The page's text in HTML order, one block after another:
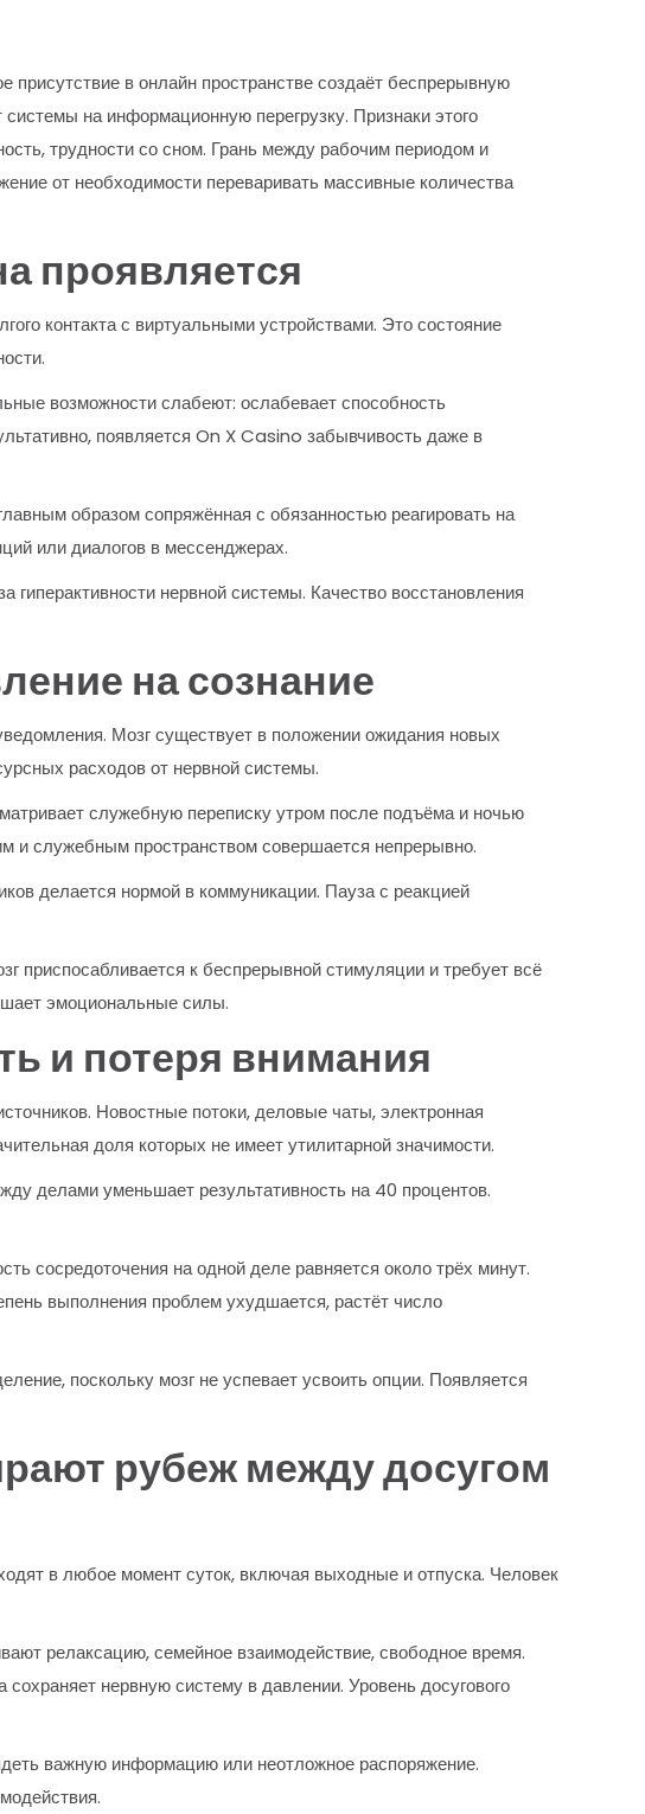
в онлайн пространстве создаёт беспрерывную
системы на информационную перегрузку. Признаки этого
трудности со сном. Грань между рабочим периодом и
от необходимости переваривать массивные количества
проявляется
контакта с виртуальными устройствами. Это состояние
возможности слабеют: ослабевает способность
появляется On X Casino забывчивость даже в
образом сопряжённая с обязанностью реагировать на
или диалогов в мессенджерах.
нервной системы. Качество восстановления
на сознание
Мозг существует в положении ожидания новых
расходов от нервной системы.
служебную переписку утром после подъёма и ночью
и служебным пространством совершается непрерывно.
делается нормой в коммуникации. Пауза с реакцией
приспосабливается к беспрерывной стимуляции и требует всё
эмоциональные силы.
и потеря внимания
Новостные потоки, деловые чаты, электронная
доля которых не имеет утилитарной значимости.
делами уменьшает результативность на 40 процентов.
сосредоточения на одной деле равняется около трёх минут.
выполнения проблем ухудшается, растёт число
поскольку мозг не успевает усвоить опции. Появляется
рубеж между досугом
в любое момент суток, включая выходные и отпуска. Человек
релаксацию, семейное взаимодействие, свободное время.
нервную систему в давлении. Уровень досугового
важную информацию или неотложное распоряжение.